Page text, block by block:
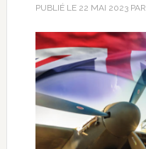
PUBLIÉ LE 22 MAI 2023PAR